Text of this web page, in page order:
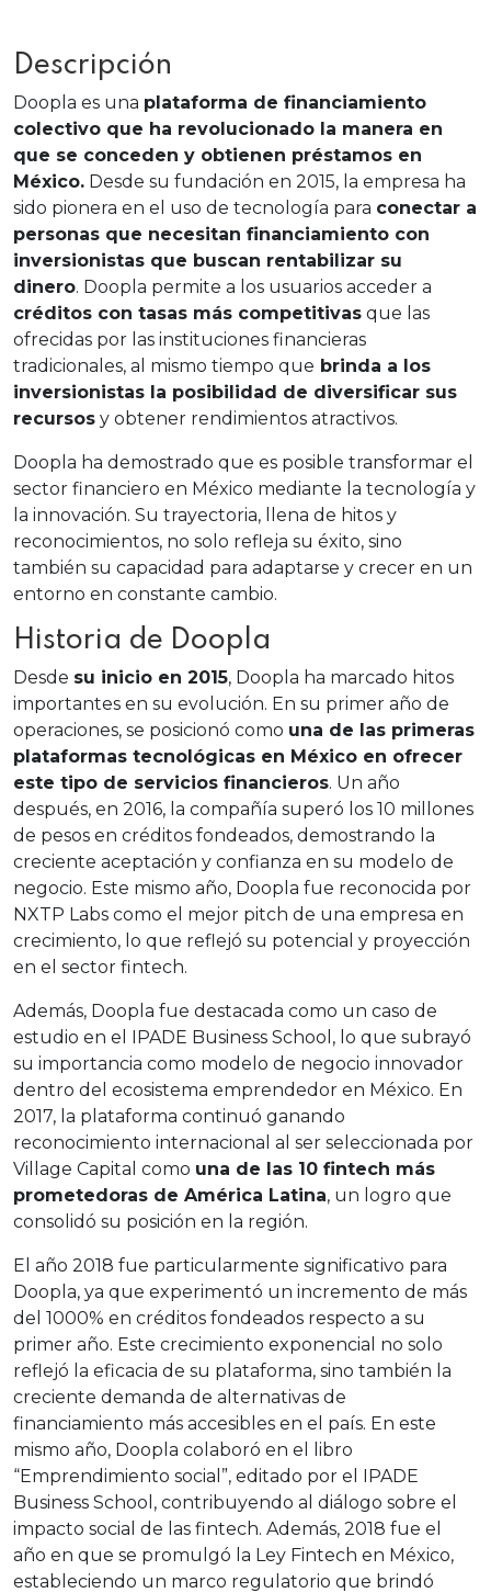
Descripción
Doopla es una plataforma de financiamiento
colectivo que ha revolucionado la manera en
que se conceden y obtienen préstamos en
México. Desde su fundación en 2015, la empresa ha
sido pionera en el uso de tecnología para conectar a
personas que necesitan financiamiento con
inversionistas que buscan rentabilizar su
dinero. Doopla permite a los usuarios acceder a
créditos con tasas más competitivas que las
ofrecidas por las instituciones financieras
tradicionales, al mismo tiempo que brinda a los
inversionistas la posibilidad de diversificar sus
recursos y obtener rendimientos atractivos.
Doopla ha demostrado que es posible transformar el
sector financiero en México mediante la tecnología y
la innovación. Su trayectoria, llena de hitos y
reconocimientos, no solo refleja su éxito, sino
también su capacidad para adaptarse y crecer en un
entorno en constante cambio.
Historia de Doopla
Desde su inicio en 2015, Doopla ha marcado hitos
importantes en su evolución. En su primer año de
operaciones, se posicionó como una de las primeras
plataformas tecnológicas en México en ofrecer
este tipo de servicios financieros. Un año
después, en 2016, la compañía superó los 10 millones
de pesos en créditos fondeados, demostrando la
creciente aceptación y confianza en su modelo de
negocio. Este mismo año, Doopla fue reconocida por
NXTP Labs como el mejor pitch de una empresa en
crecimiento, lo que reflejó su potencial y proyección
en el sector fintech.
Además, Doopla fue destacada como un caso de
estudio en el IPADE Business School, lo que subrayó
su importancia como modelo de negocio innovador
dentro del ecosistema emprendedor en México. En
2017, la plataforma continuó ganando
reconocimiento internacional al ser seleccionada por
Village Capital como una de las 10 fintech más
prometedoras de América Latina, un logro que
consolidó su posición en la región.
El año 2018 fue particularmente significativo para
Doopla, ya que experimentó un incremento de más
del 1000% en créditos fondeados respecto a su
primer año. Este crecimiento exponencial no solo
reflejó la eficacia de su plataforma, sino también la
creciente demanda de alternativas de
financiamiento más accesibles en el país. En este
mismo año, Doopla colaboró en el libro
“Emprendimiento social”, editado por el IPADE
Business School, contribuyendo al diálogo sobre el
impacto social de las fintech. Además, 2018 fue el
año en que se promulgó la Ley Fintech en México,
estableciendo un marco regulatorio que brindó